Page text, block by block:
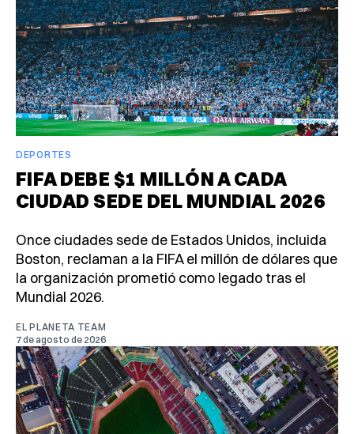
DEPORTES
FIFA DEBE $1 MILLÓN A CADA
CIUDAD SEDE DEL MUNDIAL 2026
Once ciudades sede de Estados Unidos, incluida
Boston, reclaman a la FIFA el millón de dólares que
la organización prometió como legado tras el
Mundial 2026.
EL PLANETA TEAM
7 de agosto de 2026